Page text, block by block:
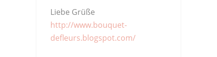
Liebe Grüße
http://www.bouquet-
defleurs.blogspot.com/